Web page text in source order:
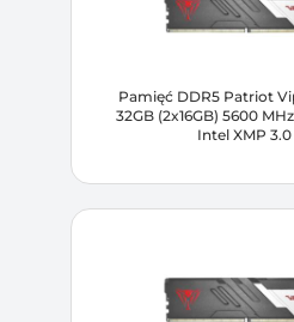
Pamięć DDR5 Patriot
32GB (2x16GB) 5600
Intel XMP 3.0